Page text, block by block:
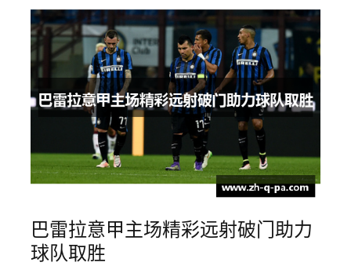
巴雷拉意甲主场精彩远射破门助力
球队取胜